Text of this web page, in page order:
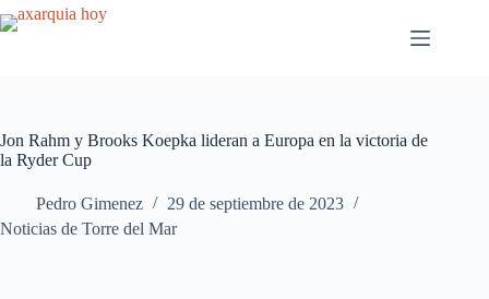
Saltar
al
Jon Rahm y Brooks Koepka lideran a Europa en la victoria de
la Ryder Cup
Pedro Gimenez
29 de septiembre de 2023
Noticias de Torre del Mar